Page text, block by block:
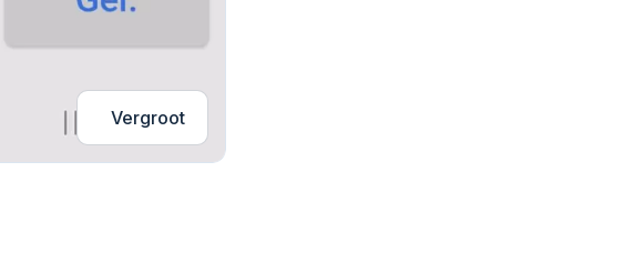
Vergroot